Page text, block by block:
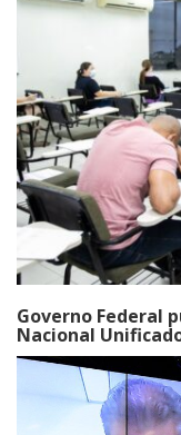
Governo Federal
Nacional